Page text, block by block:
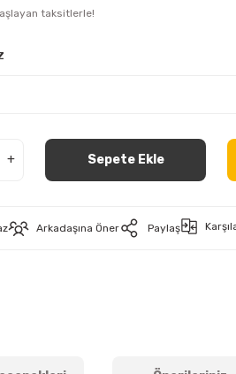
taksitlerle!
+ Sepete Ekle
Arkadaşına Öner Paylaş